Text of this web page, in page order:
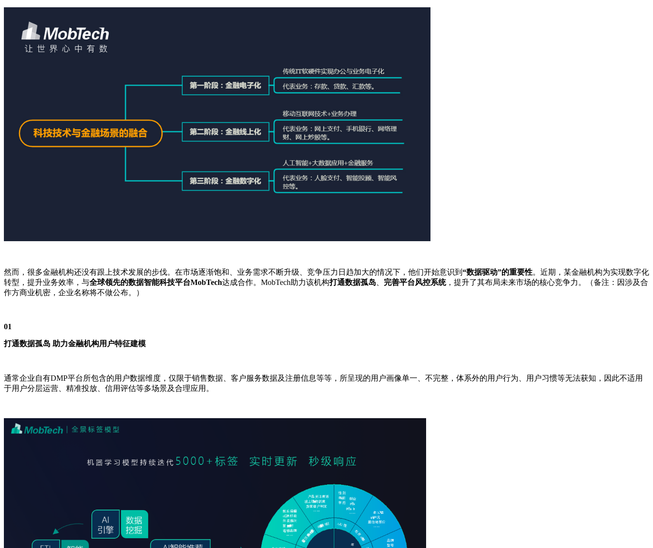
然而，很多金融机构还没有跟上技术发展的步伐。在市场逐渐饱和、业务需求不断升级、竞争压力日趋加大的情况下，他们开始意识到 “数据驱动”的重要性。近期，某金融机构为实现数字化
转型，提升业务效率，与全球领先的数据智能科技平台MobTech达成合作。MobTech助力该机构打通数据孤岛 完善平台风控系统，提升了其布局未来市场的核心竞争力。（备注：因涉及合
作方商业机密，企业名称将不做公布。）
01
打通数据孤岛 助力金融机构用户特征建模
通常企业自有DMP平台所包含的用户数据维度，仅限于销售数据、客户服务数据及注册信息等等，所呈现的用户画像单一、不完整，体系外的用户行为、用户习惯等无法获知，因此不适用
于用户分层运营、精准投放、信用评估等多场景及合理应用。